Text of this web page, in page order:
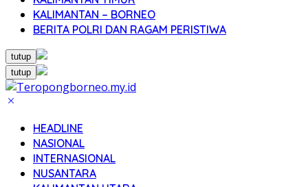
KALIMANTAN – BORNEO
BERITA POLRI DAN RAGAM PERISTIWA
tutup
tutup
HEADLINE
NASIONAL
INTERNASIONAL
NUSANTARA